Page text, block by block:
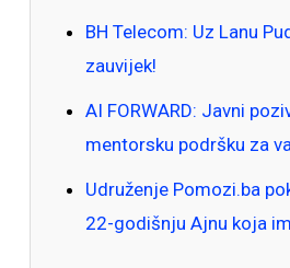
BH Telecom: Uz Lanu
zauvijek!
AI FORWARD: Javni
mentorsku podršku za
Udruženje Pomozi.ba
22-godišnju Ajnu koja